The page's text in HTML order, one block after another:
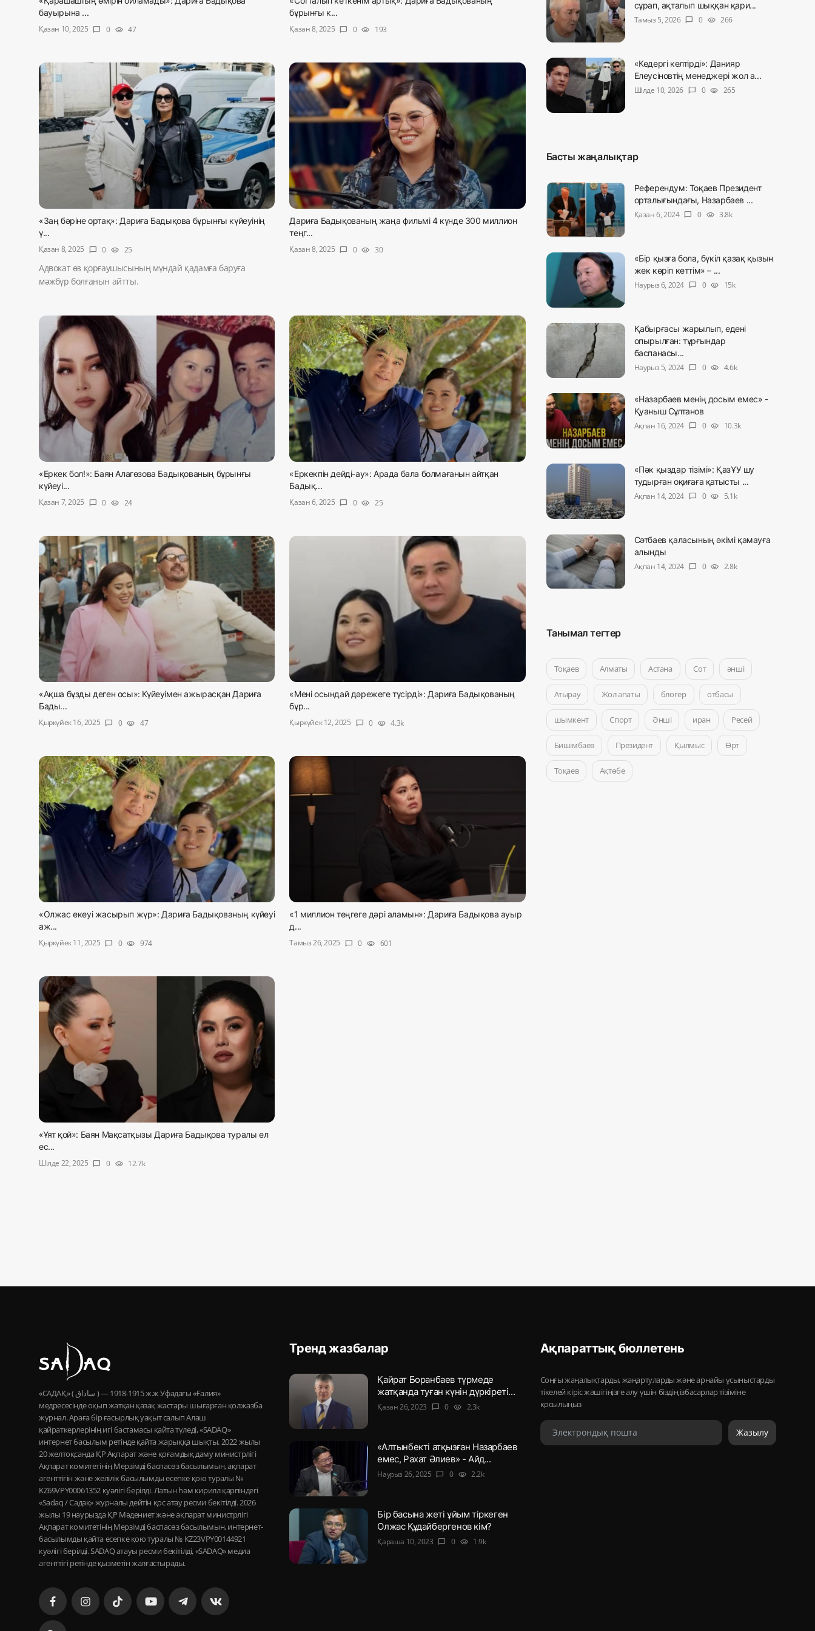
бауырына ...
Қазан 10, 2025
chat_bubble 0 visibility 47
бұрынғы к...
Қазан 8, 2025
chat_bubble 0 visibility 193
«Заң бәріне ортақ»: Дариға Бадықова бұрынғы күйеуінің
ү...
Қазан 8, 2025
chat_bubble 0 visibility 25
Адвокат өз қорғаушысының мұндай қадамға баруға
мәжбүр болғанын айтты.
Дариға Бадықованың жаңа фильмі 4 күнде 300 миллион
теңг...
Қазан 8, 2025
chat_bubble 0 visibility 30
«Еркек бол!»: Баян Алагөзова Бадықованың бұрынғы
күйеуі...
Қазан 7, 2025
chat_bubble 0 visibility 24
«Еркекпін дейді-ау»: Арада бала болмағанын айтқан
Бадық...
Қазан 6, 2025
chat_bubble 0 visibility 25
«Ақша бұзды деген осы»: Күйеуімен ажырасқан Дариға
Бады...
Қыркүйек 16, 2025
chat_bubble 0 visibility 47
«Мені осындай дәрежеге түсірді»: Дариға Бадықованың
бұр...
Қыркүйек 12, 2025
chat_bubble 0 visibility 4.3k
«Олжас екеуі жасырып жүр»: Дариға Бадықованың күйеуі
аж...
Қыркүйек 11, 2025
chat_bubble 0 visibility 974
«1 миллион теңгеге дәрі аламын»: Дариға Бадықова ауыр
д...
Тамыз 26, 2025
chat_bubble 0 visibility 601
«Ұят қой»: Баян Мақсатқызы Дариға Бадықова туралы ел
ес...
Шілде 22, 2025
chat_bubble 0 visibility 12.7k
сұрап, ақталып шыққан қари...
Тамыз 5, 2026 chat_bubble 0 visibility 266
«Кедергі келтірді»: Данияр
Елеусіновтің менеджері жол а...
Шілде 10, 2026
chat_bubble 0 visibility 265
Басты жаңалықтар
Референдум: Тоқаев Президент
орталығындағы, Назарбаев ...
Қазан 6, 2024 chat_bubble 0 visibility 3.8k
«Бір қызға бола, бүкіл қазақ қызын
жек көріп кеттім» – ...
Наурыз 6, 2024
chat_bubble 0 visibility 15k
Қабырғасы жарылып, едені
опырылған: тұрғындар
баспанасы...
Наурыз 5, 2024
chat_bubble 0 visibility 4.6k
«Назарбаев менің досым емес» -
Қуаныш Сұлтанов
Ақпан 16, 2024
chat_bubble 0 visibility 10.3k
«Пәк қыздар тізімі»: ҚазҰУ шу
тудырған оқиғаға қатысты ...
Ақпан 14, 2024
chat_bubble 0 visibility 5.1k
Сәтбаев қаласының әкімі қамауға
алынды
Ақпан 14, 2024
chat_bubble 0 visibility 2.8k
Танымал тегтер
Тоқаев Алматы Астана Сот әнші
Атырау Жол апаты блогер отбасы
шымкент Спорт Әнші иран Ресей
Бишімбаев Президент Қылмыс Өрт
Тоқаев Ақтөбе
«САДАҚ» ( ساداق ) — 1915-1918 ж.ж Уфадағы «Ғалия»
медресесінде оқып жатқан қазақ жастары шығарған қолжазба
журнал. Араға бір ғасырлық уақыт салып Алаш
қайраткерлерінің игі бастамасы қайта түледі, «SADAQ»
интернет басылым ретінде қайта жарыққа шықты. 2022 жылы
20 желтоқсанда ҚР Ақпарат және қоғамдық даму министрлігі
Ақпарат комитетінің Мерзімді баспасөз басылымын, ақпарат
агенттігін және желілік басылымды есепке қою туралы №
KZ69VPY00061352 куәлігі берілді. Латын һәм кирилл қарпіндегі
«Sadaq / Садақ» журналы дейтін қос атау ресми бекітілді. 2026
жылы 19 наурызда ҚР Мәдениет және ақпарат министрлігі
Ақпарат комитетінің Мерзімді баспасөз басылымын, интернет-
басылымды қайта есепке қою туралы № KZ23VPY00144921
куәлігі берілді. SADAQ атауы ресми бекітілді, «SADAQ» медиа
агенттігі ретінде қызметін жалғастырады.
Тренд жазбалар
Қайрат Боранбаев түрмеде
жатқанда туған күнін дүркіреті...
Қазан 26, 2023 chat_bubble 0 visibility 2.3k
«Алтынбекті атқызған Назарбаев
емес, Рахат Әлиев» - Айд...
Наурыз 26, 2025 chat_bubble 0 visibility 2.2k
Бір басына жеті ұйым тіркеген
Олжас Құдайбергенов кім?
Қараша 10, 2023 chat_bubble 0 visibility 1.9k
Ақпараттық бюллетень
Соңғы жаңалықтарды, жаңартуларды және арнайы ұсыныстарды
тікелей кіріс жәшігіңізге алу үшін біздің ізбасарлар тізіміне
қосылыңыз
Жазылу